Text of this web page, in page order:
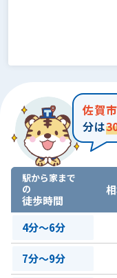
佐賀市
分は
駅から家まで
の
徒歩時間
4分～6分
7分～9分